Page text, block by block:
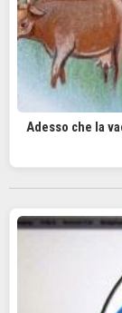
Adesso che la